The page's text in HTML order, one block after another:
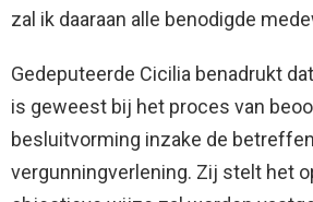
zal ik daaraan alle benodigde
Gedeputeerde Cicilia benadrukt
is geweest bij het proces van
besluitvorming inzake de
vergunningverlening. Zij stelt het